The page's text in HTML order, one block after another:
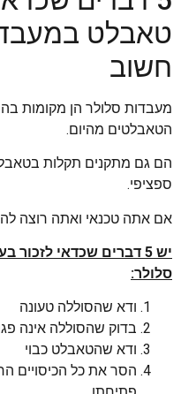
טאבלט
חשוב
מעבדות סלולר הן מקומות
הטאבלטים מהיום.
הם גם מתקנים תקלות
ספציפי.
אם אתה טכנאי ואתה רוצה
יש 5 דברים שכדאי
סלולר:
ודא שהסוללה טעונה
בדוק שהסוללה אינה
ודא שהטאבלט כבוי
הסר את כל הכיסויים